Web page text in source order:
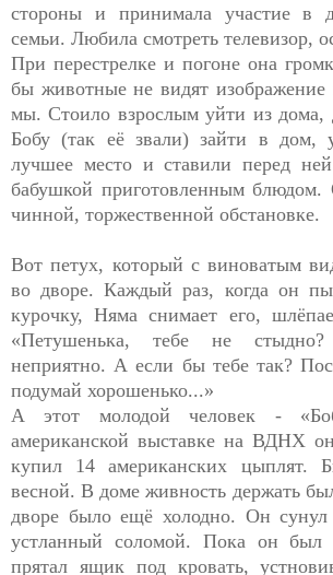
стороны и принимала участие в
семьи. Любила смотреть телевизор,
При перестрелке и погоне она
бы животные не видят изображение
мы. Стоило взрослым уйти из дома,
Бобу (так её звали) зайти в дом,
лучшее место и ставили перед
бабушкой приготовленным блюдом.
чинной, торжественной обстановке.
Вот петух, который с виноватым
во дворе. Каждый раз, когда он
курочку, Няма снимает его,
«Петушенька, тебе не
неприятно. А если бы тебе так?
подумай хорошенько...»
А этот молодой человек -
американской выставке на ВДНХ
купил 14 американских цыплят.
весной. В доме живность держать
дворе было ещё холодно. Он
устланный соломой. Пока он был
прятал ящик под кровать,